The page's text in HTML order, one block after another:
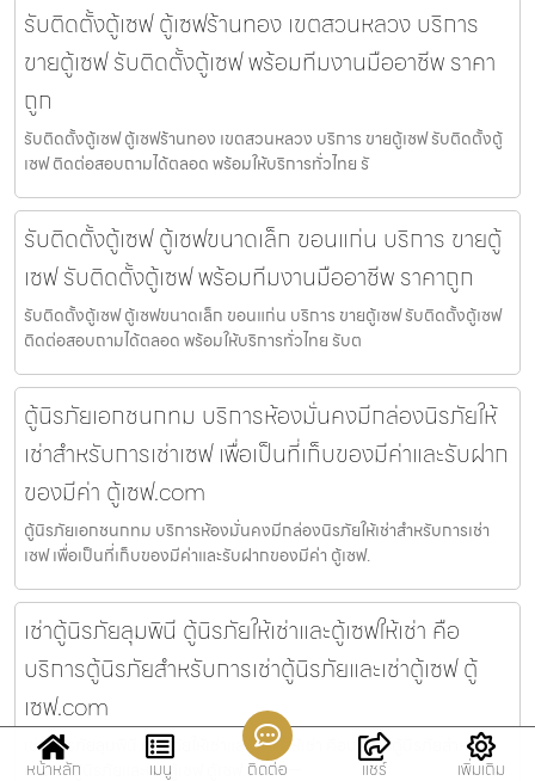
รับติดตั้งตู้เซฟ ตู้เซฟร้านทอง เขตสวนหลวง บริการ
ขายตู้เซฟ รับติดตั้งตู้เซฟ พร้อมทีมงานมืออาชีพ ราคา
ถูก
รับติดตั้งตู้เซฟ ตู้เซฟร้านทอง เขตสวนหลวง บริการ ขายตู้เซฟ รับติดตั้งตู้
เซฟ ติดต่อสอบถามได้ตลอด พร้อมให้บริการทั่วไทย รั
รับติดตั้งตู้เซฟ ตู้เซฟขนาดเล็ก ขอนแก่น บริการ ขายตู้
เซฟ รับติดตั้งตู้เซฟ พร้อมทีมงานมืออาชีพ ราคาถูก
รับติดตั้งตู้เซฟ ตู้เซฟขนาดเล็ก ขอนแก่น บริการ ขายตู้เซฟ รับติดตั้งตู้เซฟ
ติดต่อสอบถามได้ตลอด พร้อมให้บริการทั่วไทย รับต
ตู้นิรภัยเอกชนกทม บริการห้องมั่นคงมีกล่องนิรภัยให้
เช่าสำหรับการเช่าเซฟ เพื่อเป็นที่เก็บของมีค่าและรับฝาก
ของมีค่า ตู้เซฟ.com
ตู้นิรภัยเอกชนกทม บริการห้องมั่นคงมีกล่องนิรภัยให้เช่าสำหรับการเช่า
เซฟ เพื่อเป็นที่เก็บของมีค่าและรับฝากของมีค่า ตู้เซฟ.
เช่าตู้นิรภัยลุมพินี ตู้นิรภัยให้เช่าและตู้เซฟให้เช่า คือ
บริการตู้นิรภัยสำหรับการเช่าตู้นิรภัยและเช่าตู้เซฟ ตู้
เซฟ.com
เช่าตู้นิรภัยลุมพินี ตู้นิรภัยให้เช่าและตู้เซฟให้เช่า คือบริการตู้นิรภัยสำหรับ
การเช่าตู้นิรภัยและเช่าตู้เซฟ ตู้เซฟ.com —
หน้าหลัก เมนู ติดต่อ แชร์ เพิ่มเติม